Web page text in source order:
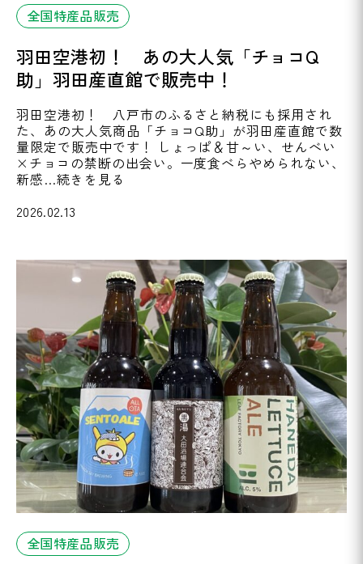
全国特産品販売
羽田空港初！ あの大人気「チョコQ
助」羽田産直館で販売中！
羽田空港初！ 八戸市のふるさと納税にも採用され
た、あの大人気商品「チョコQ助」が羽田産直館で数
量限定で販売中です！ しょっぱ＆甘～い、せんべい
×チョコの禁断の出会い。一度食べらやめられない、
新感…続きを見る
2026.02.13
全国特産品販売